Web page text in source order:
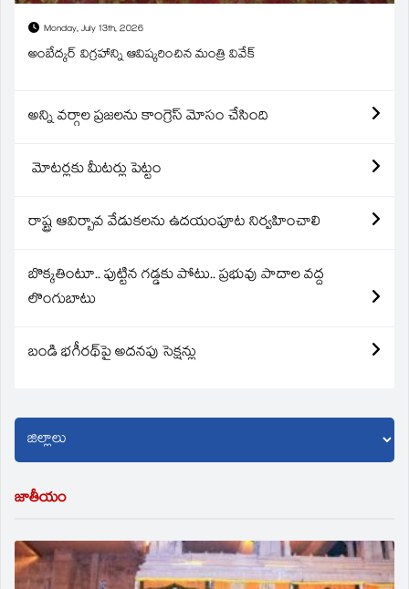
Monday, July 13th, 2026
అంబేద్కర్ విగ్రహాన్ని ఆవిష్కరించిన మంత్రి వివేక్
అన్ని వర్గాల ప్రజలను కాంగ్రెస్ మోసం చేసింది
మోటర్లకు మీటర్లు పెట్టం
రాష్ట్ర ఆవిర్బావ వేడుకలను ఉదయంపూట నిర్వహించాలి
బొక్కతింటూ.. పుట్టిన గడ్డకు పోటు.. ప్రభువు పాదాల వద్ద
లొంగుబాటు
బండి భగీరథ్‌పై అదనపు సెక్షన్లు
జాతీయం